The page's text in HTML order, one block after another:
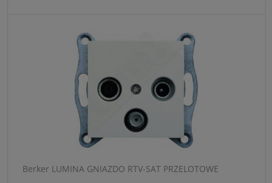
Berker LUMINA GNIAZDO RTV-SAT PRZELOTOWE